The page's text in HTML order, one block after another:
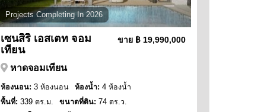
Projects Completing In 2026
เซนสิริ เอสเตท จอม
เทียน
ขาย ฿ 19,990,000
หาดจอมเทียน
ห้องนอน: 3 ห้องนอน ห้องน้ำ: 4 ห้องน้ำ
พื้นที่: 339 ตร.ม. ขนาดที่ดิน: 74 ตร.ว.